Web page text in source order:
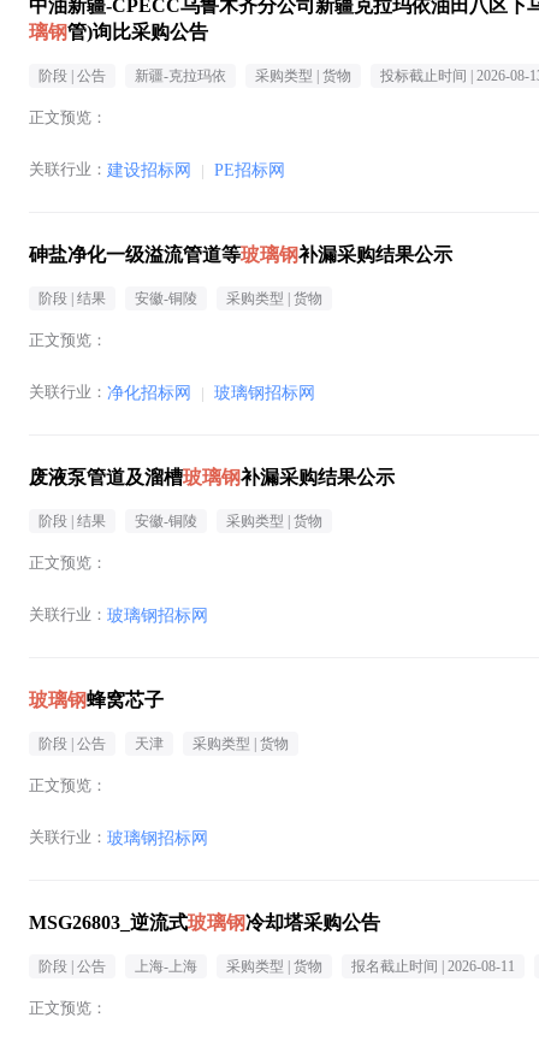
中油新疆-CPECC乌鲁木齐分公司新疆克拉玛依油田八区
璃钢管)询比采购公告
阶段 | 公告 新疆-克拉玛依 采购类型 | 货物 投标截止时间 | 2026-08-
正文预览：
关联行业： 建设招标网 | PE招标网
砷盐净化一级溢流管道等玻璃钢补漏采购结果公示
阶段 | 结果 安徽-铜陵 采购类型 | 货物
正文预览：
关联行业： 净化招标网 | 玻璃钢招标网
废液泵管道及溜槽玻璃钢补漏采购结果公示
阶段 | 结果 安徽-铜陵 采购类型 | 货物
正文预览：
关联行业： 玻璃钢招标网
玻璃钢蜂窝芯子
阶段 | 公告 天津 采购类型 | 货物
正文预览：
关联行业： 玻璃钢招标网
MSG26803_逆流式玻璃钢冷却塔采购公告
阶段 | 公告 上海-上海 采购类型 | 货物 报名截止时间 | 2026-08-11
正文预览：